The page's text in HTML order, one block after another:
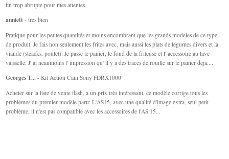
fin trop abrupte pour mes attentes.
anniett - tres bien
Pratique pour les petites quantités et moins encombrant que les grands modeles de ce type
de produit. Je fais non seulement les frites avec, mais aussi les plats de légumes divers et la
viande (steacks, poulet). Je passe le panier, le fond de la friteuse et l' accessoire au lave
vaisselle. J' ai neanmoins l' impression qu' il y a des traces de rouille sur le panier deja....
Georges T... - Kit Action Cam Sony FDRX1000
Acheter sur la liste de vente flash, a un prix très intéressant, ce modèle corrige tous les
problèmes du premier modèle paru: L'AS15, avec une qualité d'image extra, seul petit
problème, il n'est pas compatible avec les accessoires de l'AS 15...